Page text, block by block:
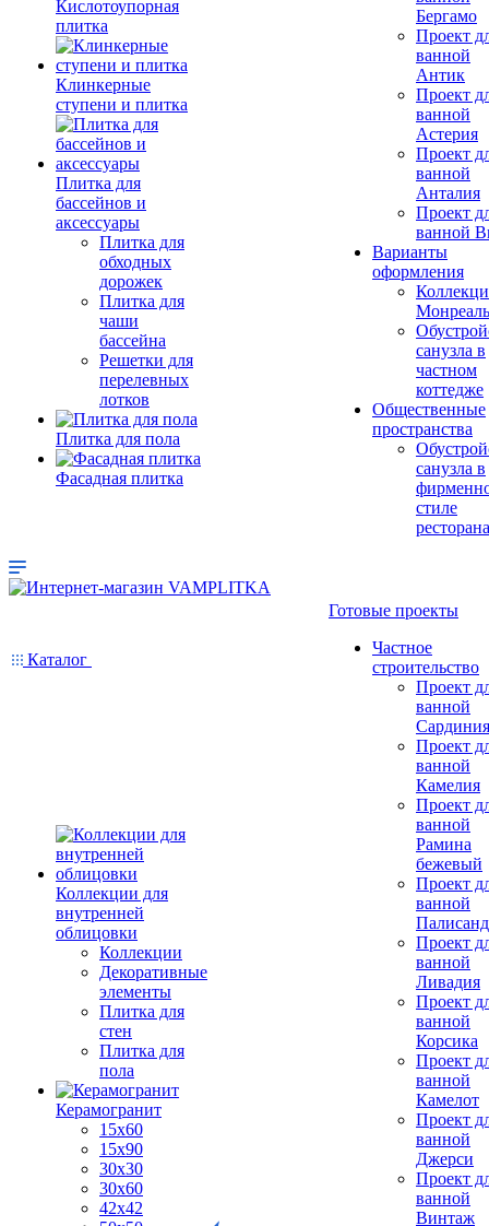
Кислотоупорная
плитка
Клинкерные
ступени и плитка
Плитка для
бассейнов и
аксессуары
Плитка для
обходных
дорожек
Плитка для
чаши
бассейна
Решетки для
перелевных
лотков
Плитка для пола
Фасадная плитка
Бергамо
Проект
ванной
Антик
Проект
ванной
Астерия
Проект
ванной
Анталия
Проект
ванной
Варианты
оформления
Монреаль
санузла в
частном
коттедже
Общественные
пространства
санузла в
стиле
ресторана
Каталог
Коллекции для
внутренней
облицовки
Коллекции
Декоративные
элементы
Плитка для
стен
Плитка для
пола
Керамогранит
15х60
15x90
30х30
30х60
42х42
Готовые проекты
Частное
строительство
Проект
ванной
Сардиния
Проект
ванной
Камелия
Проект
ванной
Рамина
бежевый
Проект
ванной
Проект
ванной
Ливадия
Проект
ванной
Корсика
Проект
ванной
Камелот
Проект
ванной
Джерси
Проект
ванной
Винтаж